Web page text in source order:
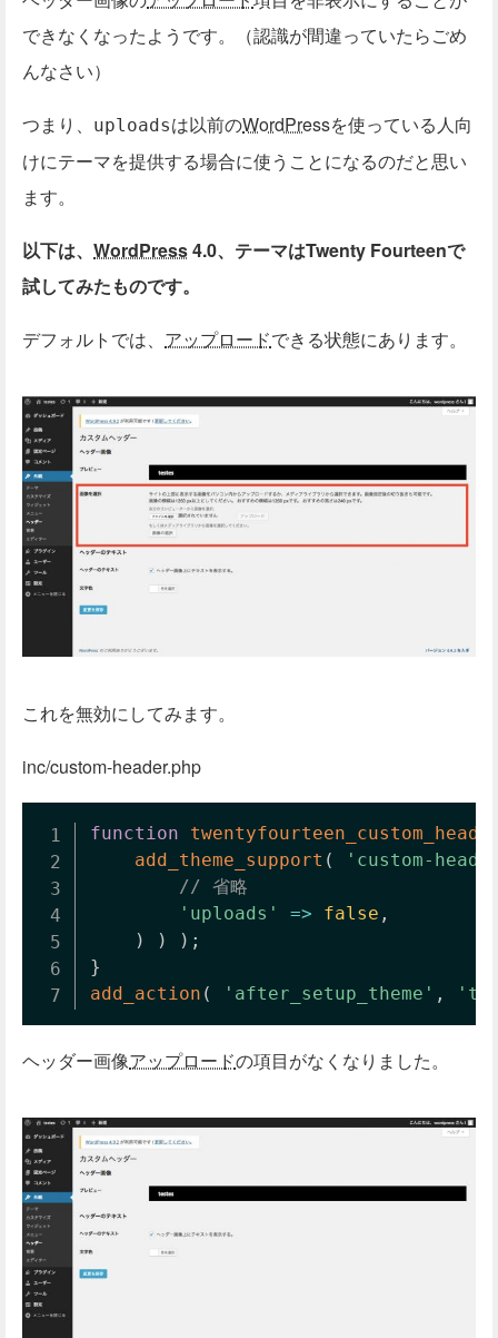
できなくなったようです。（認識が間違っていたらごめ
んなさい）
つまり、 uploadsは以前のWordPressを使っている人向
けにテーマを提供する場合に使うことになるのだと思い
ます。
以下は、 WordPress4.0、テーマはTwenty Fourteenで
試してみたものです。
デフォルトでは、 アップロードできる状態にあります。
これを無効にしてみます。
inc/custom-header.php
function
add_theme_support (
'custom-
// 省略
'uploads'
=> false ,
)
) ) ;
}
add_action ( 'after_setup_theme' ,
ヘッダー画像アップロードの項目がなくなりました。